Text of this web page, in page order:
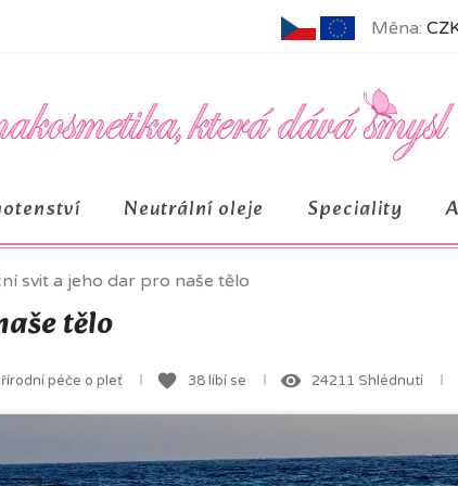
Měna:
Neutrální oleje Speciality
svit a jeho dar pro naše tělo
tělo
péče o pleť favorite 38 líbí se remove_red_eye 24211 Shlédnutí